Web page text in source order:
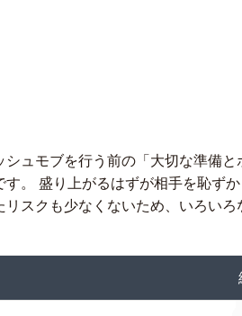
シュモブを行う前の「大切な準備
す。 盛り上がるはずが相手を恥ず
リスクも少なくないため、いろい